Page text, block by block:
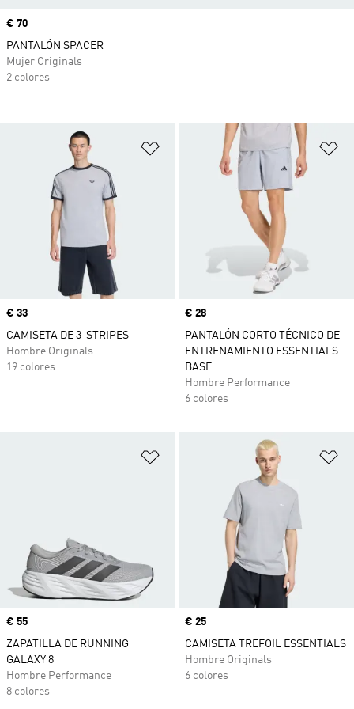
Añadir a la lista de deseos
Precio
€ 33
CAMISETA DE 3-STRIPES
Hombre Originals
19 colores
Precio
€ 28
PANTALÓN CORTO TÉCNICO DE
ENTRENAMIENTO ESSENTIALS
BASE
Hombre Performance
6 colores
Añadir a la lista de deseos
Precio
€ 55
ZAPATILLA DE RUNNING
GALAXY 8
Hombre Performance
8 colores
Precio
€ 25
CAMISETA TREFOIL ESSENTIALS
Hombre Originals
6 colores
Precio
€ 70
PANTALÓN SPACER
Mujer Originals
2 colores